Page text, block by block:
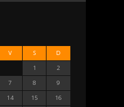
V S D
1
2
7 8
9
14 15
16